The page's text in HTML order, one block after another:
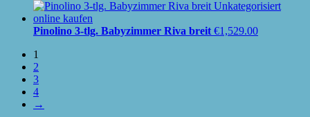
Pinolino 3-tlg. Babyzimmer Riva breit €1,529.00
1
2
3
4
→